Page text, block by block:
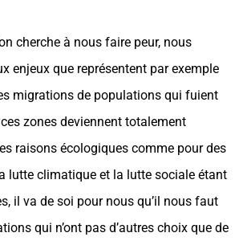
cherche à nous faire peur, nous
enjeux que représentent par exemple
migrations de populations qui fuient
zones deviennent totalement
raisons écologiques comme pour des
lutte climatique et la lutte sociale étant
il va de soi pour nous qu’il nous faut
qui n’ont pas d’autres choix que de